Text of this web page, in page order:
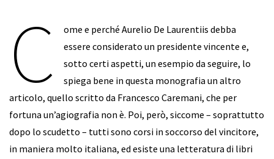
C
ome e perché Aurelio De Laurentiis debba
essere considerato un presidente vincente e,
sotto certi aspetti, un esempio da seguire, lo
spiega bene in questa monografia un altro
articolo, quello scritto da Francesco Caremani, che per
fortuna un’agiografia non è. Poi, però, siccome – soprattutto
dopo lo scudetto – tutti sono corsi in soccorso del vincitore,
in maniera molto italiana, ed esiste una letteratura di libri